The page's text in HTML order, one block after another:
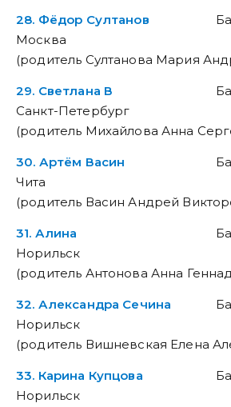
28. Фёдор Султанов
Москва
(родитель Султанова Мария
29. Светлана В
Санкт-Петербург
(родитель Михайлова Анна
30. Артём Васин
Чита
(родитель Васин Андрей
31. Алина
Норильск
(родитель Антонова Анна
32. Александра Сечина
Норильск
(родитель Вишневская Елена
33. Карина Купцова
Норильск